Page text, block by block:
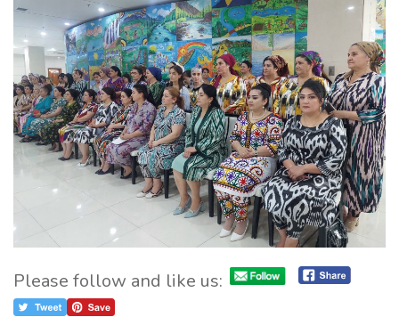
Please follow and like us: